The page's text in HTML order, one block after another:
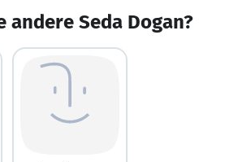
andere Seda Dogan?